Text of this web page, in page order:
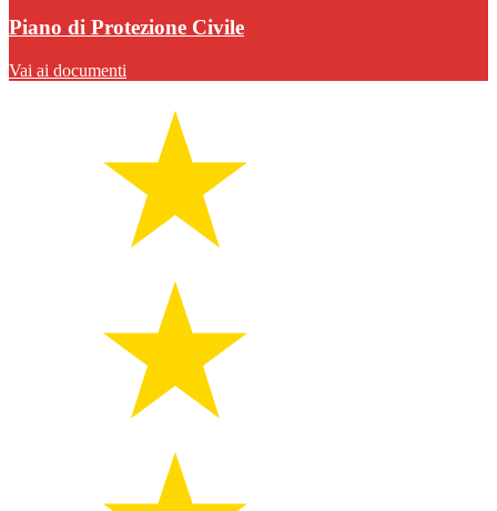
Piano di Protezione Civile
Vai ai documenti